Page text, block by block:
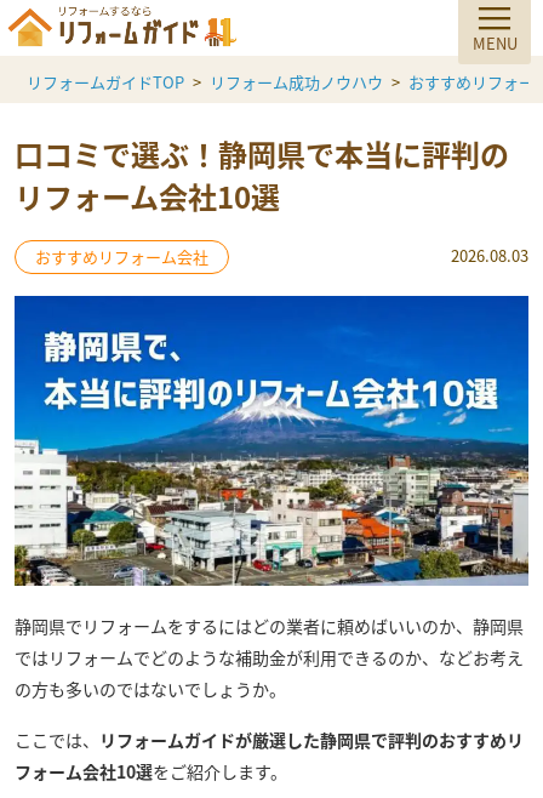
リフォームガイドTOP リフォーム成功ノウハウ おすすめリフォー
口コミで選ぶ！静岡県で本当に評判の
リフォーム会社10選
おすすめリフォーム会社 2026.08.03
静岡県でリフォームをするにはどの業者に頼めばいいのか、静岡県
ではリフォームでどのような補助金が利用できるのか、などお考え
の方も多いのではないでしょうか。
ここでは、 リフォームガイドが厳選した静岡県で評判のおすすめリ
フォーム会社10選をご紹介します。